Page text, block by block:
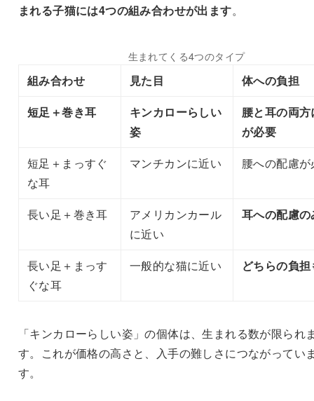
まれる子猫には4つの組み合わせが出ます。
生まれてくる4つのタイプ
組み合わせ 見た目
体への負担
短足＋巻き耳
キンカローらしい
姿
腰と耳の両
が必要
短足＋まっすぐ
な耳
マンチカンに近い 腰への配慮が
長い足＋巻き耳
アメリカンカール
に近い
耳への配慮の
長い足＋まっす
ぐな耳
一般的な猫に近い どちらの負
「キンカローらしい姿」の個体は、生まれる数が限られ
す。これが価格の高さと、入手の難しさにつながってい
す。